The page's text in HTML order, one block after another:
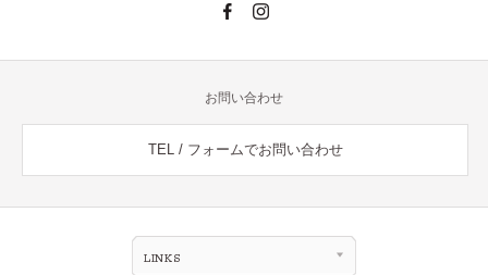
お問い合わせ
TEL / フォームでお問い合わせ
LINKS